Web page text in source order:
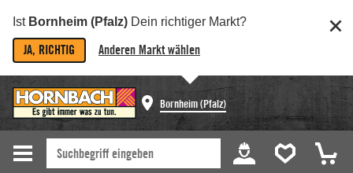
Ist Bornheim (Pfalz) Dein richtiger Markt?
JA, RICHTIG Anderen Markt wählen
Bornheim (Pfalz)